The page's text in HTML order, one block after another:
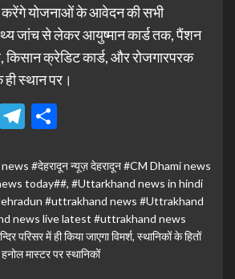
करेंगे योजनाओं के आवेदन की सभी
जांच से लेकर आयुष्मान कार्ड तक, पैंशन
क्रेडिट कार्ड, और रोजगारपरक
स्थान पर।
X Telegram
#देहरादून न्यूज़ देहरादून #CM Dhami news
today##, #Uttarkhand news in hindi
#uttrakhand news #Uttrakhand
news live latest #uttrakhand news
परिसर में ही किया जाएगा विमर्श, स्थानिकों के हितों
हनोल मास्टर पर स्थानिकों